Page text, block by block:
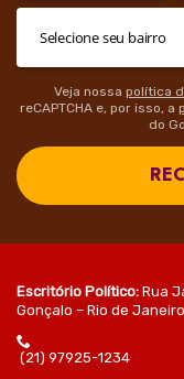
Veja nossa política
reCAPTCHA e, por isso, a
do
Escritório Político: Rua
Gonçalo – Rio de
(21) 97925-1234